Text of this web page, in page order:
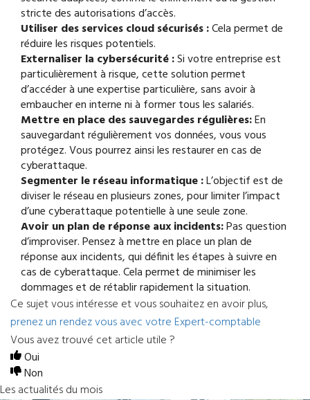
stricte des autorisations d’accès.
Utiliser des services cloud sécurisés :Cela permet de
réduire les risques potentiels.
Externaliser la cybersécurité :Si votre entreprise est
particulièrement à risque, cette solution permet
d’accéder à une expertise particulière, sans avoir à
embaucher en interne ni à former tous les salariés.
Mettre en place des sauvegardes régulières:En
sauvegardant régulièrement vos données, vous vous
protégez. Vous pourrez ainsi les restaurer en cas de
cyberattaque.
Segmenter le réseau informatique :L’objectif est de
diviser le réseau en plusieurs zones, pour limiter l’impact
d’une cyberattaque potentielle à une seule zone.
Avoir un plan de réponse aux incidents:Pas question
d’improviser. Pensez à mettre en place un plan de
réponse aux incidents, qui définit les étapes à suivre en
cas de cyberattaque. Cela permet de minimiser les
dommages et de rétablir rapidement la situation.
Ce sujet vous intéresse et vous souhaitez en avoir plus,
prenez un rendez vous avec votre Expert-comptable
Vous avez trouvé cet article utile ?
Oui
Non
Les actualités du mois